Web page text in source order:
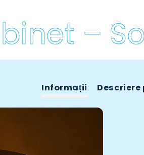
–
Informații Descriere